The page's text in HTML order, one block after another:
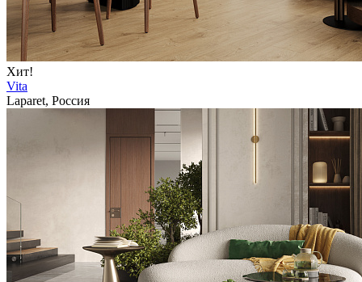
Хит!
Vita
Laparet, Россия